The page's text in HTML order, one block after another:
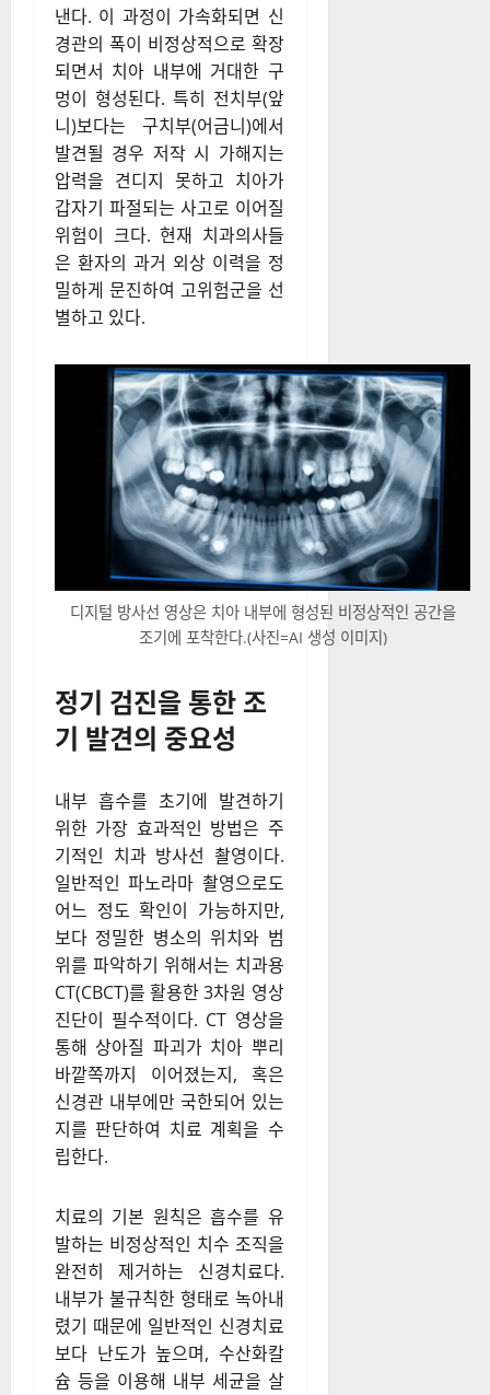
낸다. 이 과정이 가속화되면 신
경관의 폭이 비정상적으로 확장
되면서 치아 내부에 거대한 구
멍이 형성된다. 특히 전치부(앞
니)보다는 구치부(어금니)에서
발견될 경우 저작 시 가해지는
압력을 견디지 못하고 치아가
갑자기 파절되는 사고로 이어질
위험이 크다. 현재 치과의사들
은 환자의 과거 외상 이력을 정
밀하게 문진하여 고위험군을 선
별하고 있다.
디지털 방사선 영상은 치아 내부에 형성된 비정상적인 공간을
조기에 포착한다.(사진=AI 생성 이미지)
정기 검진을 통한 조
기 발견의 중요성
내부 흡수를 초기에 발견하기
위한 가장 효과적인 방법은 주
기적인 치과 방사선 촬영이다.
일반적인 파노라마 촬영으로도
어느 정도 확인이 가능하지만,
보다 정밀한 병소의 위치와 범
위를 파악하기 위해서는 치과용
CT(CBCT)를 활용한 3차원 영상
진단이 필수적이다. CT 영상을
통해 상아질 파괴가 치아 뿌리
바깥쪽까지 이어졌는지, 혹은
신경관 내부에만 국한되어 있는
지를 판단하여 치료 계획을 수
립한다.
치료의 기본 원칙은 흡수를 유
발하는 비정상적인 치수 조직을
완전히 제거하는 신경치료다.
내부가 불규칙한 형태로 녹아내
렸기 때문에 일반적인 신경치료
보다 난도가 높으며, 수산화칼
슘 등을 이용해 내부 세균을 살